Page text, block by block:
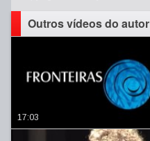
Outros vídeos do autor
17:03